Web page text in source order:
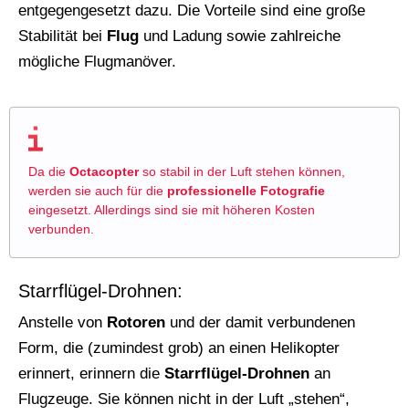
entgegengesetzt dazu. Die Vorteile sind eine große
Stabilität bei Flug und Ladung sowie zahlreiche
mögliche Flugmanöver.
Da die Octacopterso stabil in der Luft stehen können,
werden sie auch für die professionelle Fotografie
eingesetzt. Allerdings sind sie mit höheren Kosten
verbunden.
Starrflügel-Drohnen:
Anstelle von Rotoren und der damit verbundenen
Form, die (zumindest grob) an einen Helikopter
erinnert, erinnern die Starrflügel-Drohnen an
Flugzeuge. Sie können nicht in der Luft „stehen“,